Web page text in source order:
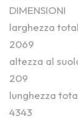
DIMENSIONI
larghezza
2069
altezza al
209
lunghezza
4343